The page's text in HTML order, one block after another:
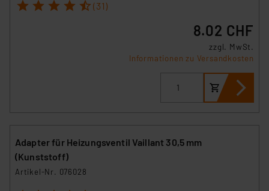
1 2 3 4 5 (31)
8.02 CHF
zzgl. MwSt.
Informationen zu Versandkosten
Adapter für Heizungsventil Vaillant 30,5 mm
(Kunststoff)
Artikel-Nr. 076028